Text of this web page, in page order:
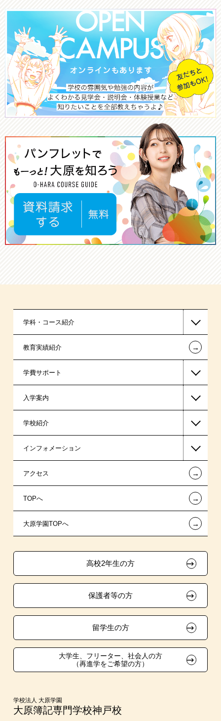
学科・コース紹介
国家公務員・地方公務員系
警察官・消防官系
公認会計士・税理士系
ビジネス系
医療事務系
スポーツ・トレーナー系
教育実績紹介 ←
学費サポート
高等教育の修学支援新制度
日本学生支援機構の奨学金
日本政策金融公庫（国の教育ローン）
提携教育ローン
新聞奨学生
試験による特待生制度
取得資格による特待生制度
吹奏楽部による特待生制度
スポーツクラブ特待生制度
入学案内
一般入学
AO入学制度
指定校推薦入学
特別推薦入学
推薦入学
生徒会活動推薦入学
自己推薦入学
大学・短大・公務員併願制度
親族紹介制度
学校紹介
在校生からあなたへ
夢を叶えた先輩たち
施設・研修所
学生寮・マンションのご案内
大原学園グループ案内
インフォメーション
お知らせ・新着情報
在校生へのお知らせ
各種証明書の発行ご希望の方
採用ご担当の方
アクセス ←
TOPへ ←
大原学園TOPへ ←
高校2年生の方
保護者等の方
留学生の方
大学生、フリーター、社会人の方
（再進学をご希望の方）
学校法人 大原学園
大原簿記専門学校神戸校